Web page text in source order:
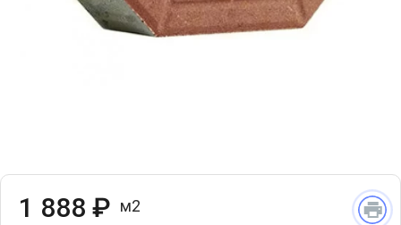
1 888 ₽ м2